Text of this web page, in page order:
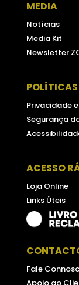
MEDIA
Notícias
Media Kit
Newsletter
POLÍTICAS
Privacidade
Segurança
ACESSO
Loja Online
Links Úteis
Fale